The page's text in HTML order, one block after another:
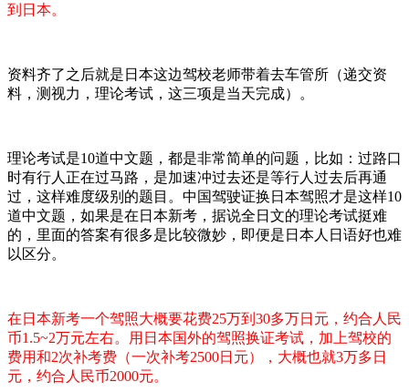
到日本。
资料齐了之后就是日本这边驾校老师带着去车管所（递交资
料，测视力，理论考试，这三项是当天完成）。
理论考试是10道中文题，都是非常简单的问题，比如：过路口
时有行人正在过马路，是加速冲过去还是等行人过去后再通
过，这样难度级别的题目。中国驾驶证换日本驾照才是这样10
道中文题，如果是在日本新考，据说全日文的理论考试挺难
的，里面的答案有很多是比较微妙，即便是日本人日语好也难
以区分。
在日本新考一个驾照大概要花费25万到30多万日元，约合人民
币1.5~2万元左右。用日本国外的驾照换证考试，加上驾校的
费用和2次补考费（一次补考2500日元），大概也就3万多日
元，约合人民币2000元。